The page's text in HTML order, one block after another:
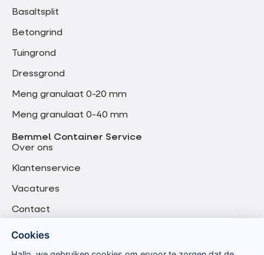
Basaltsplit
Betongrind
Tuingrond
Dressgrond
Meng granulaat 0-20 mm
Meng granulaat 0-40 mm
Bemmel Container Service
Over ons
Klantenservice
Vacatures
Contact
Cookies